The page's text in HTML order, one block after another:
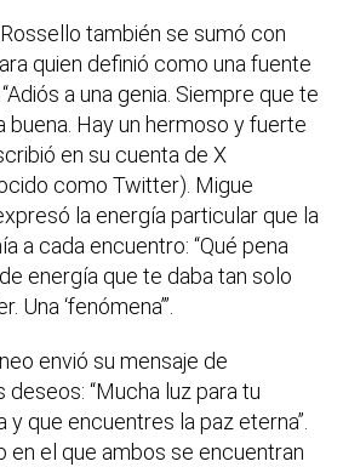
también se sumó con
quien definió como una fuente
a una genia. Siempre que te
buena. Hay un hermoso y fuerte
en su cuenta de X
como Twitter). Migue
la energía particular que la
a cada encuentro: “Qué pena
energía que te daba tan solo
‘fenómena’”.
envió su mensaje de
“Mucha luz para tu
que encuentres la paz eterna”.
en el que ambos se encuentran